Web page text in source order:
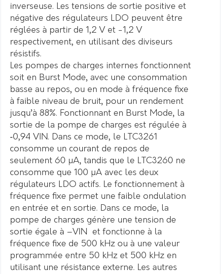
inverseuse. Les tensions de sortie positive et
négative des régulateurs LDO peuvent être
réglées à partir de 1,2 V et -1,2 V
respectivement, en utilisant des diviseurs
résistifs.
Les pompes de charges internes fonctionnent
soit en Burst Mode, avec une consommation
basse au repos, ou en mode à fréquence fixe
à faible niveau de bruit, pour un rendement
jusqu’à 88%. Fonctionnant en Burst Mode, la
sortie de la pompe de charges est régulée à
‑0,94 VIN. Dans ce mode, le LTC3261
consomme un courant de repos de
seulement 60 µA, tandis que le LTC3260 ne
consomme que 100 µA avec les deux
régulateurs LDO actifs. Le fonctionnement à
fréquence fixe permet une faible ondulation
en entrée et en sortie. Dans ce mode, la
pompe de charges génère une tension de
sortie égale à –VIN et fonctionne à la
fréquence fixe de 500 kHz ou à une valeur
programmée entre 50 kHz et 500 kHz en
utilisant une résistance externe. Les autres